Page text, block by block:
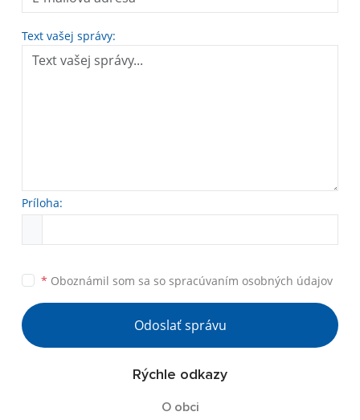
Text vašej správy:
Príloha:
* Oboznámil som sa so spracúvaním osobných údajov
Odoslať správu
Rýchle odkazy
O obci